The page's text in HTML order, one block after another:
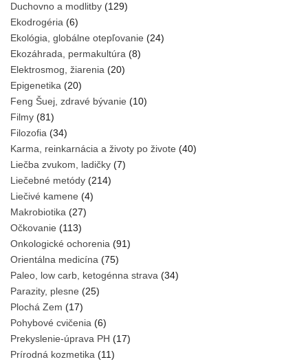
Duchovno a modlitby (129)
Ekodrogéria (6)
Ekológia, globálne otepľovanie (24)
Ekozáhrada, permakultúra (8)
Elektrosmog, žiarenia (20)
Epigenetika (20)
Feng Šuej, zdravé bývanie (10)
Filmy (81)
Filozofia (34)
Karma, reinkarnácia a životy po živote (40)
Liečba zvukom, ladičky (7)
Liečebné metódy (214)
Liečivé kamene (4)
Makrobiotika (27)
Očkovanie (113)
Onkologické ochorenia (91)
Orientálna medicína (75)
Paleo, low carb, ketogénna strava (34)
Parazity, plesne (25)
Plochá Zem (17)
Pohybové cvičenia (6)
Prekyslenie-úprava PH (17)
Prírodná kozmetika (11)